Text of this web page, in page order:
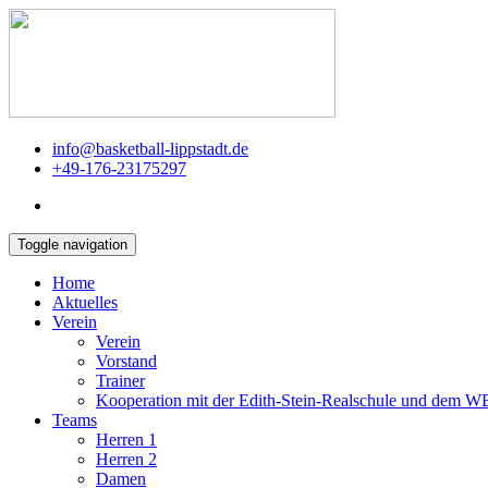
info@basketball-lippstadt.de
+49-176-23175297
Toggle navigation
Home
Aktuelles
Verein
Verein
Vorstand
Trainer
Kooperation mit der Edith-Stein-Realschule und dem
Teams
Herren 1
Herren 2
Damen